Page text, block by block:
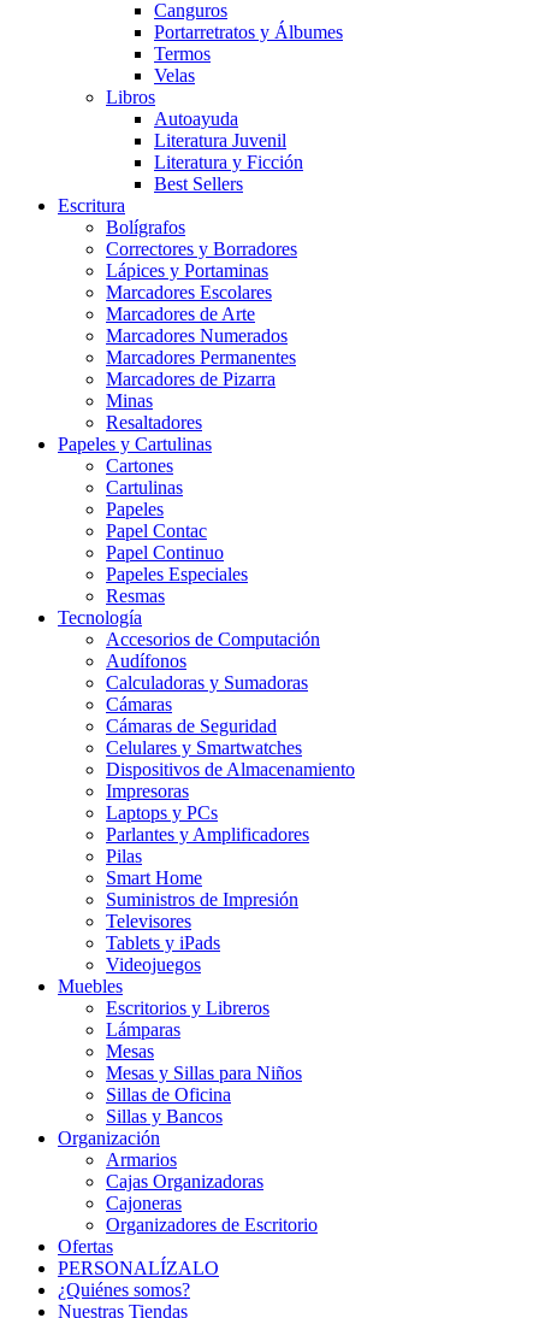
Canguros
Portarretratos y Álbumes
Termos
Velas
Libros
Autoayuda
Literatura Juvenil
Literatura y Ficción
Best Sellers
Escritura
Bolígrafos
Correctores y Borradores
Lápices y Portaminas
Marcadores Escolares
Marcadores de Arte
Marcadores Numerados
Marcadores Permanentes
Marcadores de Pizarra
Minas
Resaltadores
Papeles y Cartulinas
Cartones
Cartulinas
Papeles
Papel Contac
Papel Continuo
Papeles Especiales
Resmas
Tecnología
Accesorios de Computación
Audífonos
Calculadoras y Sumadoras
Cámaras
Cámaras de Seguridad
Celulares y Smartwatches
Dispositivos de Almacenamiento
Impresoras
Laptops y PCs
Parlantes y Amplificadores
Pilas
Smart Home
Suministros de Impresión
Televisores
Tablets y iPads
Videojuegos
Muebles
Escritorios y Libreros
Lámparas
Mesas
Mesas y Sillas para Niños
Sillas de Oficina
Sillas y Bancos
Organización
Armarios
Cajas Organizadoras
Cajoneras
Organizadores de Escritorio
Ofertas
PERSONALÍZALO
¿Quiénes somos?
Nuestras Tiendas